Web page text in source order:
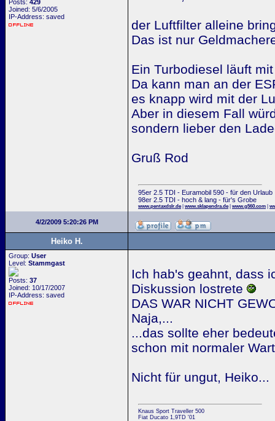
Posts: 429
Joined: 5/6/2005
IP-Address: saved
der Luftfilter alleine
Das ist nur
Ein Turbodiesel läuft
Da kann man an der
es knapp wird mit der
Aber in diesem Fall
sondern lieber den
Gruß Rod
95er 2.5 TDI - Euramobil 590 - für den Urlaub
98er 2.5 TDI - hoch & lang - für's Grobe
www.pentaxdslr.de www.sklapendra.de www.g560.com
4/2/2009 5:20:26 PM
Heiko H.
Group: User
Level: Stammgast
Posts: 37
Joined: 10/17/2007
IP-Address: saved
Ich hab's geahnt, dass
Diskussion lostrete
DAS WAR NICHT
Naja,...
...das sollte eher
schon mit normaler
Nicht für ungut, Heiko...
Knaus Sport Traveller 500
Fiat Ducato 1,9TD '01